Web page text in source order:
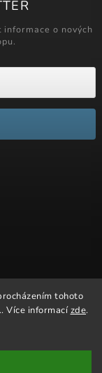
tohoto
Více informacízde.
o nových